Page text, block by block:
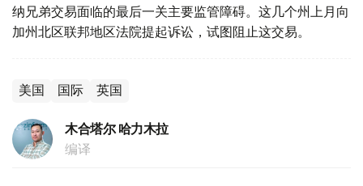
纳兄弟交易面临的最后一关主要监管障碍。这几个州上月向
加州北区联邦地区法院提起诉讼，试图阻止这交易。
美国 国际 英国
木合塔尔 哈力木拉
编译